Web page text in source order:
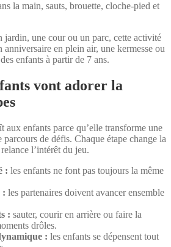
la main, sauts, brouette, cloche-pied et
jardin, une cour ou un parc, cette activité
en plein air, une kermesse ou
enfants à partir de 7 ans.
vont adorer la
aux enfants parce qu’elle transforme une
de défis. Chaque étape change la
l’intérêt du jeu.
: les enfants ne font pas toujours la même
: les partenaires doivent avancer ensemble
: sauter, courir en arrière ou faire la
drôles.
: les enfants se dépensent tout